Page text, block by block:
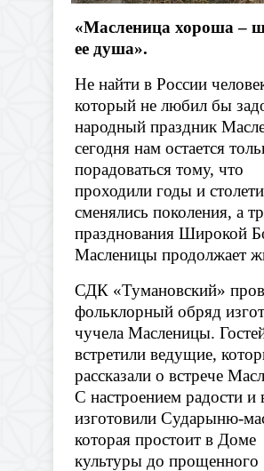
«Масленица хороша –
ее душа».
Не найти в России
который не любил бы
народный праздник
сегодня нам остается
порадоваться тому, что
проходили годы и
сменялись поколения, а
празднования Широкой
Масленицы продолжает
СДК «Тумановский»
фольклорный обряд
чучела Масленицы.
встретили ведущие,
рассказали о встрече
С настроением радости и
изготовили Сударыню-
которая простоит в Доме
культуры до прощенного